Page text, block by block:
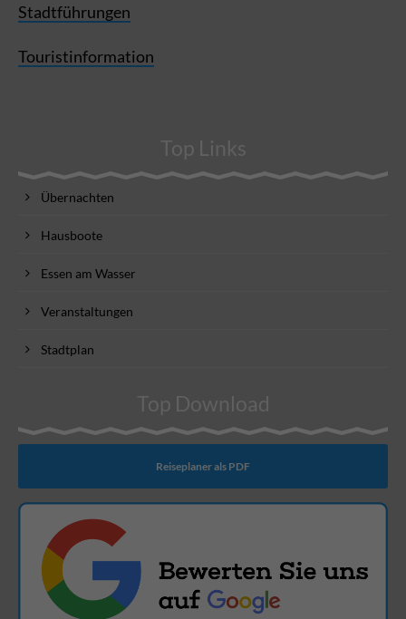
Stadtführungen
Touristinformation
Top Links
Übernachten
Hausboote
Essen am Wasser
Veranstaltungen
Stadtplan
Top Download
Reiseplaner als PDF